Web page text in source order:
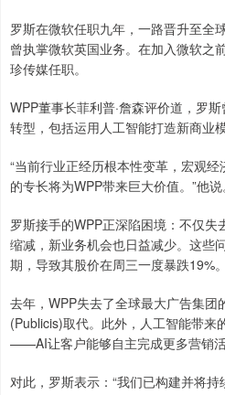
罗斯在微软任职九年，一路晋升至全
曾执掌微软英国业务。在加入微软之
珍传媒任职。
WPP董事长菲利普·詹森评价道，罗
转型，包括运用人工智能打造新商业
“当前行业正经历根本性变革，宏观
的专长将为WPP带来巨大价值。”他说。
罗斯接手的WPP正深陷困境：不仅
缩减，新业务机会也日益减少。这些
期，导致其股价在周三一度暴跌19%。
去年，WPP失去了全球最大广告集团
(Publicis)取代。此外，人工智能带来
——AI让客户能够自主完成更多营销活
对此，罗斯表示：“我们已构建并将